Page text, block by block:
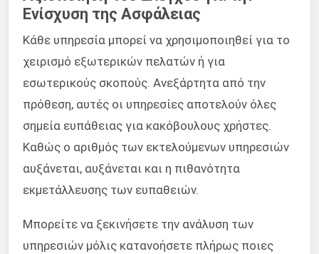
Ενίσχυση της Ασφάλειας
Κάθε υπηρεσία μπορεί να χρησιμοποιηθεί για το
χειρισμό εξωτερικών πελατών ή για
εσωτερικούς σκοπούς. Ανεξάρτητα από την
πρόθεση, αυτές οι υπηρεσίες αποτελούν όλες
σημεία ευπάθειας για κακόβουλους χρήστες.
Καθώς ο αριθμός των εκτελούμενων υπηρεσιών
αυξάνεται, αυξάνεται και η πιθανότητα
εκμετάλλευσης των ευπαθειών.
Μπορείτε να ξεκινήσετε την ανάλυση των
υπηρεσιών μόλις κατανοήσετε πλήρως ποιες